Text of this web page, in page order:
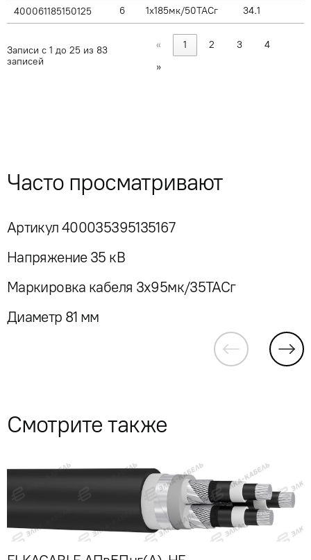
400061185150125 6 1x185мк/50ТАСг 34.1
Записи с 1 до 25 из 83
записей
« 1 2 3
4
»
Часто просматривают
Артикул 400035395135167
Напряжение 35 кВ
Маркировка кабеля 3x95мк/35ТАСг
Диаметр 81 мм
Смотрите также